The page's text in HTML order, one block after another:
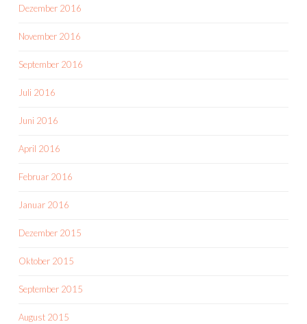
Dezember 2016
November 2016
September 2016
Juli 2016
Juni 2016
April 2016
Februar 2016
Januar 2016
Dezember 2015
Oktober 2015
September 2015
August 2015